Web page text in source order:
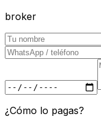
broker
¿Cómo lo pagas?